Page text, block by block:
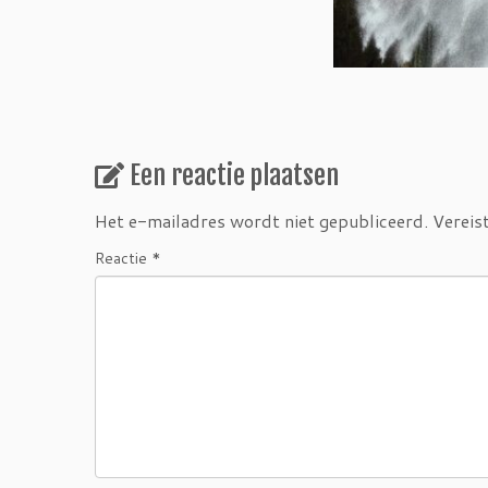
Een reactie plaatsen
Het e-mailadres wordt niet gepubliceerd.
Reactie *